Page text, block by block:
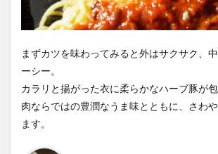
まずカツを味わってみると外はサクサク、
ーシー。
カラリと揚がった衣に柔らかなハーブ豚が
肉ならではの豊潤なうま味とともに、さわ
ます。